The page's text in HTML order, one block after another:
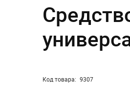
Код товара: 9307